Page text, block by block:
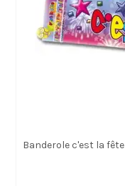
Banderole c'est la fête